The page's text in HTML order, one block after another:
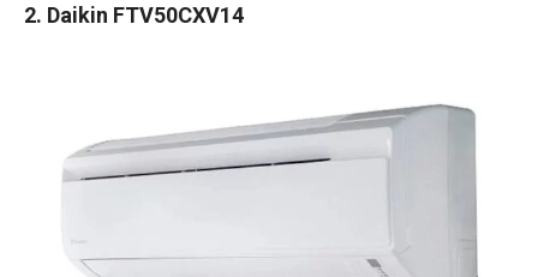
2. Daikin FTV50CXV14